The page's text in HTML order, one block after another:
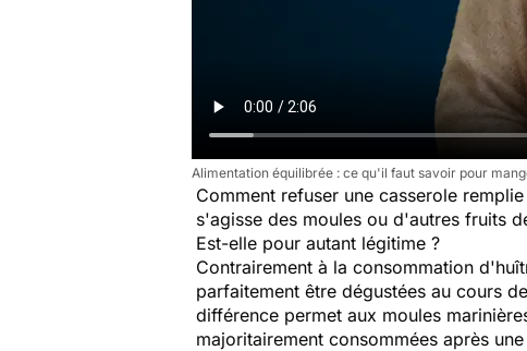
Alimentation équilibrée : ce qu'il faut savoir pour
Comment refuser une casserole
s'agisse des moules ou d'autres fruits
Est-elle pour autant légitime ?
Contrairement à la consommation
parfaitement être dégustées au cours
différence permet aux moules
majoritairement consommées après